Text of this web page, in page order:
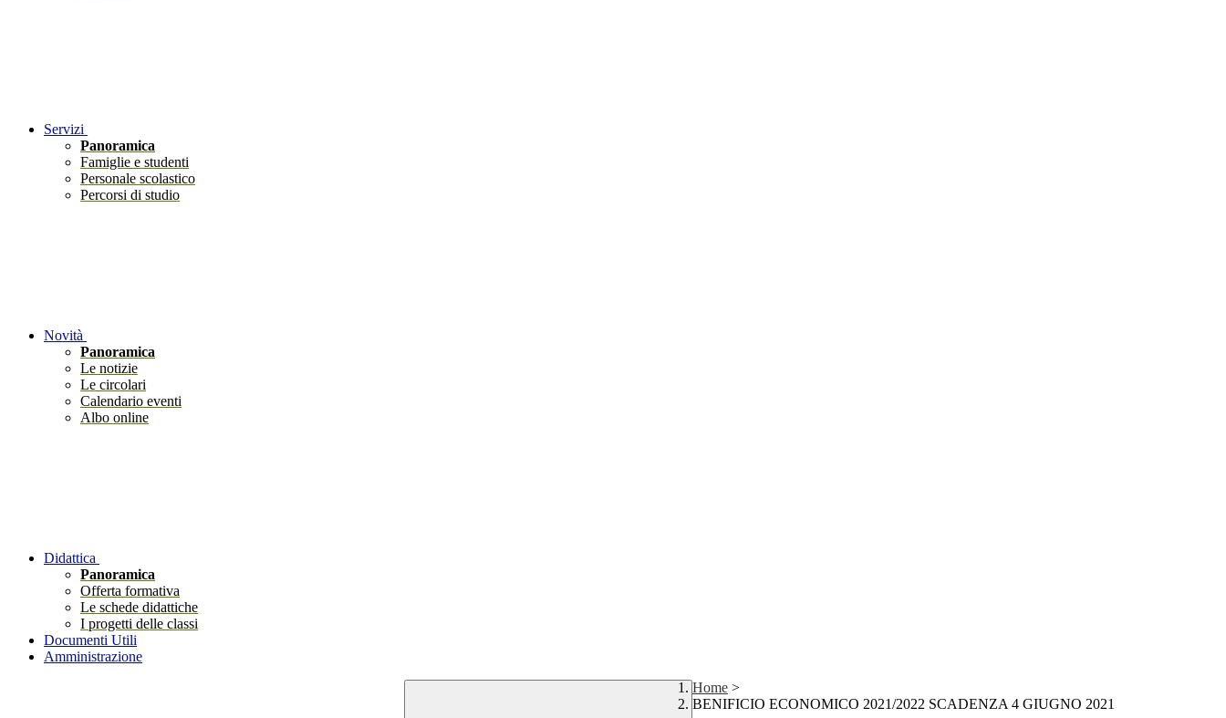
Servizi
Panoramica
Famiglie e studenti
Personale scolastico
Percorsi di studio
Novità
Panoramica
Le notizie
Le circolari
Calendario eventi
Albo online
Didattica
Panoramica
Offerta formativa
Le schede didattiche
I progetti delle classi
Documenti Utili
Amministrazione
Home >
BENIFICIO ECONOMICO 2021/2022 SCADENZA 4 GIUGNO 2021